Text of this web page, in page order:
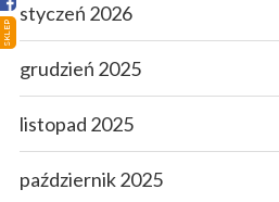
SKLEP
styczeń 2026
grudzień 2025
listopad 2025
październik 2025